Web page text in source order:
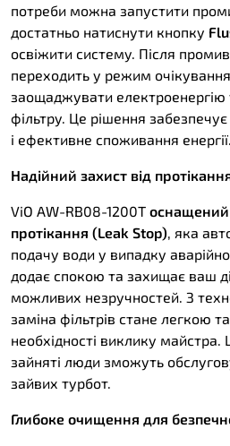
потреби можна запустити
достатньо натиснути кнопку
освіжити систему. Після
переходить у режим
заощаджувати електроенергію
фільтру. Це рішення
і ефективне споживання енергії.
Надійний захист від
ViO AW-RB08-1200T оснащений
протікання (Leak Stop) , яка
подачу води у випадку
додає спокою та захищає ваш
можливих незручностей. З
заміна фільтрів стане легкою
необхідності виклику майстра.
зайняті люди зможуть
зайвих турбот.
Глибоке очищення для